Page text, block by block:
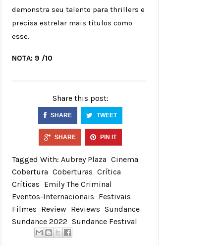
demonstra seu talento para thrillers e
precisa estrelar mais títulos como
esse.
NOTA: 9 /10
Share this post:
SHARE TWEET
SHARE PIN IT
Tagged With: Aubrey Plaza Cinema
Cobertura Coberturas Crítica
Críticas Emily The Criminal
Eventos-Internacionais Festivais
Filmes Review Reviews Sundance
Sundance 2022 Sundance Festival